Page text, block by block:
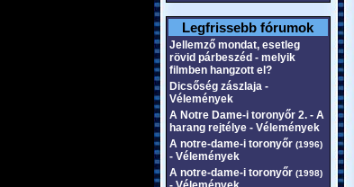
Legfrissebb fórumok
Jellemző mondat, esetleg
rövid párbeszéd - melyik
filmben hangzott el?
Dicsőség zászlaja -
Vélemények
A Notre Dame-i toronyőr 2. - A
harang rejtélye - Vélemények
A notre-dame-i toronyőr (1996)
- Vélemények
A notre-dame-i toronyőr (1998)